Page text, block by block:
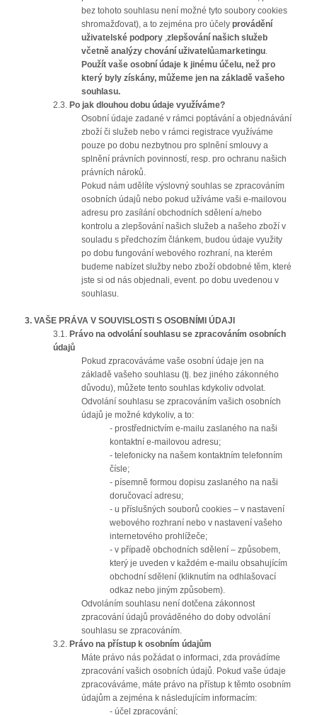
bez tohoto souhlasu není možné tyto soubory cookies
shromažďovat), a to zejména pro účely provádění
uživatelské podpory ,zlepšování našich služeb
včetně analýzy chování uživatelůamarketingu.
Použít vaše osobní údaje k jinému účelu, než pro
který byly získány, můžeme jen na základě vašeho
souhlasu.
2.3. Po jak dlouhou dobu údaje využíváme?
Osobní údaje zadané v rámci poptávání a objednávání
zboží či služeb nebo v rámci registrace využíváme
pouze po dobu nezbytnou pro splnění smlouvy a
splnění právních povinností, resp. pro ochranu našich
právních nároků.
Pokud nám udělíte výslovný souhlas se zpracováním
osobních údajů nebo pokud užíváme vaši e-mailovou
adresu pro zasílání obchodních sdělení a/nebo
kontrolu a zlepšování našich služeb a našeho zboží v
souladu s předchozím článkem, budou údaje využity
po dobu fungování webového rozhraní, na kterém
budeme nabízet služby nebo zboží obdobné těm, které
jste si od nás objednali, event. po dobu uvedenou v
souhlasu.
3. VAŠE PRÁVA V SOUVISLOSTI S OSOBNÍMI ÚDAJI
3.1. Právo na odvolání souhlasu se zpracováním osobních
údajů
Pokud zpracováváme vaše osobní údaje jen na
základě vašeho souhlasu (tj. bez jiného zákonného
důvodu), můžete tento souhlas kdykoliv odvolat.
Odvolání souhlasu se zpracováním vašich osobních
údajů je možné kdykoliv, a to:
- prostřednictvím e-mailu zaslaného na naši
kontaktní e-mailovou adresu;
- telefonicky na našem kontaktním telefonním
čísle;
- písemně formou dopisu zaslaného na naši
doručovací adresu;
- u příslušných souborů cookies – v nastavení
webového rozhraní nebo v nastavení vašeho
internetového prohlížeče;
- v případě obchodních sdělení – způsobem,
který je uveden v každém e-mailu obsahujícím
obchodní sdělení (kliknutím na odhlašovací
odkaz nebo jiným způsobem).
Odvoláním souhlasu není dotčena zákonnost
zpracování údajů prováděného do doby odvolání
souhlasu se zpracováním.
3.2. Právo na přístup k osobním údajům
Máte právo nás požádat o informaci, zda provádíme
zpracování vašich osobních údajů. Pokud vaše údaje
zpracováváme, máte právo na přístup k těmto osobním
údajům a zejména k následujícím informacím:
- účel zpracování;